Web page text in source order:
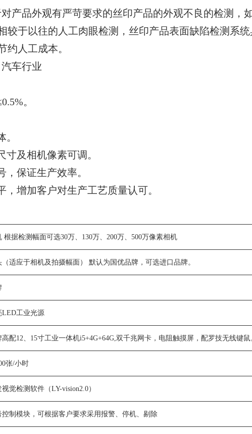
产品外观有严苛要求的丝印产品的外观不良的检测，
较于以往的人工肉眼检测，丝印产品表面缺陷检测系
约人工成本。
车行业
。
及相机像素可调。
保证生产效率。
增加客户对生产工艺质量认可。
根据检测幅面可选30万、130万、200万、500万像素相机
适应于相机及拍摄幅面） 默认为国优品牌，可选进口品牌。
LED工业光源
配12、15寸工业一体机i5+4G+64G,双千兆网卡，电阻触摸屏，配罗技无线键鼠
张/小时
觉检测软件（LY-vision2.0）
制模块，可根据客户要求采用报警、停机、剔除